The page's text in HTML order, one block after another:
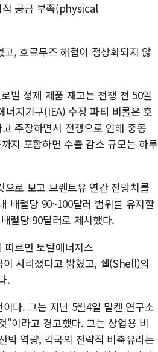
적 공급 부족(physical
, 호르무즈 해협이 정상화되지 않
벌 정제 제품 재고는 전쟁 전 50일
지기구(IEA) 수장 파티 비롤은 호
주장하면서 전쟁으로 인해 중동
지 포함하면 수출 감소 규모는 하루
로 보고 브렌트유 연간 전망치를
배럴당 90~100달러 범위를 유지할
럴당 90달러로 제시했다.
따르면 토탈에너지스
사라졌다고 밝혔고, 쉘(Shell)의
.
다. 그는 지난 5월4일 밀켄 연구소
"이라고 경고했다. 그는 상업용 비
역량, 각국의 전략적 비축유라는